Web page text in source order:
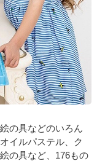
の具などのいろん
イルパステル、ク
の具など、176もの